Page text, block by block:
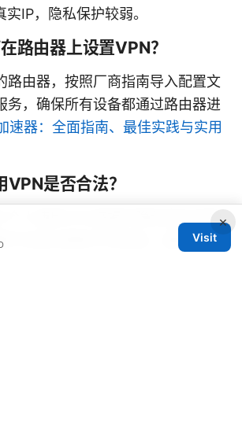
IP，隐私保护较弱。
路由器上设置VPN？
路由器，按照厂商指南导入配置文
务，确保所有设备都通过路由器进
速器：全面指南、最佳实践与实用
是否合法？
个人使用VPN来提升隐私和访问受
守当地法律和平台规定，避免用于
×
Visit